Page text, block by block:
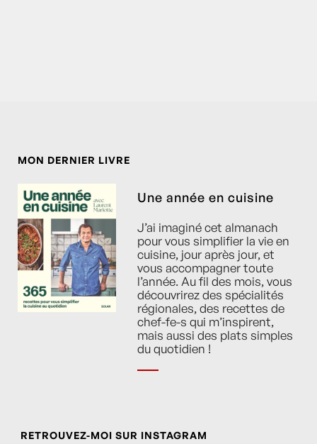
MON DERNIER LIVRE
Une année en cuisine
J’ai imaginé cet almanach
pour vous simplifier la vie en
cuisine, jour après jour, et
vous accompagner toute
l’année. Au fil des mois, vous
découvrirez des spécialités
régionales, des recettes de
chef-fe-s qui m’inspirent,
mais aussi des plats simples
du quotidien !
RETROUVEZ-MOI SUR INSTAGRAM